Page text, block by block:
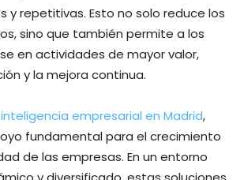
y repetitivas. Esto no solo reduce los
sino que también permite a los
en actividades de mayor valor,
y la mejora continua.
empresarial en Madrid,
fundamental para el crecimiento
de las empresas. En un entorno